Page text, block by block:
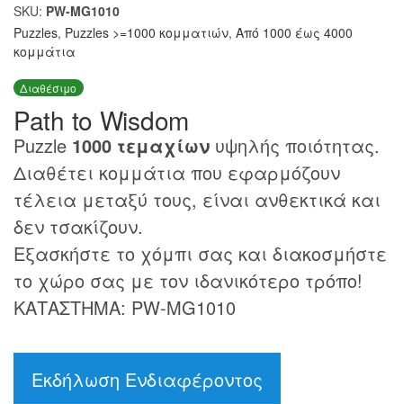
SKU: PW-MG1010
Puzzles, Puzzles >=1000 κομματιών, Από 1000 έως 4000
κομμάτια
Διαθέσιμο
Path to Wisdom
Puzzle 1000 τεμαχίων υψηλής ποιότητας.
Διαθέτει κομμάτια που εφαρμόζουν
τέλεια μεταξύ τους, είναι ανθεκτικά και
δεν τσακίζουν.
Εξασκήστε το χόμπι σας και διακοσμήστε
το χώρο σας με τον ιδανικότερο τρόπο!
ΚΑΤΑΣΤΗΜΑ: PW-MG1010
Εκδήλωση Ενδιαφέροντος